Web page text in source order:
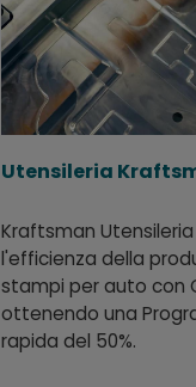
Utensileria
Kraftsman
l'efficienza della
stampi per auto con
ottenendo una
rapida del 50%.